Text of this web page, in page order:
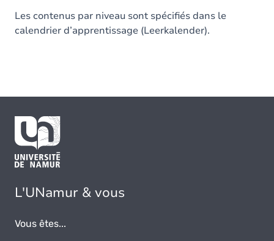
Les contenus par niveau sont spécifiés dans le
calendrier d’apprentissage (Leerkalender).
L'UNamur & vous
Vous êtes...